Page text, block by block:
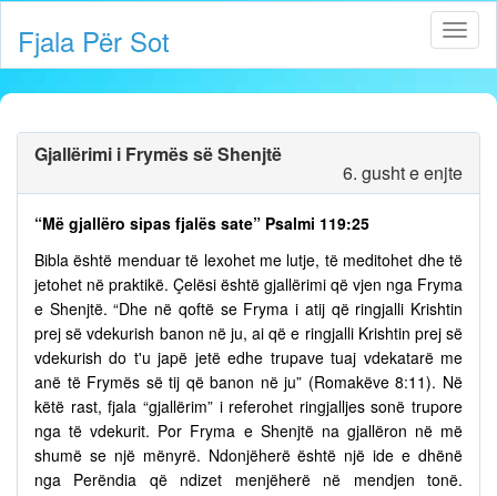
Fjala Për Sot
Gjallërimi i Frymës së Shenjtë
6. gusht e enjte
“Më gjallëro sipas fjalës sate” Psalmi 119:25
Bibla është menduar të lexohet me lutje, të meditohet dhe të
jetohet në praktikë. Çelësi është gjallërimi që vjen nga Fryma
e Shenjtë. “Dhe në qoftë se Fryma i atij që ringjalli Krishtin
prej së vdekurish banon në ju, ai që e ringjalli Krishtin prej së
vdekurish do t'u japë jetë edhe trupave tuaj vdekatarë me
anë të Frymës së tij që banon në ju” (Romakëve 8:11). Në
këtë rast, fjala “gjallërim” i referohet ringjalljes sonë trupore
nga të vdekurit. Por Fryma e Shenjtë na gjallëron në më
shumë se një mënyrë. Ndonjëherë është një ide e dhënë
nga Perëndia që ndizet menjëherë në mendjen tonë.